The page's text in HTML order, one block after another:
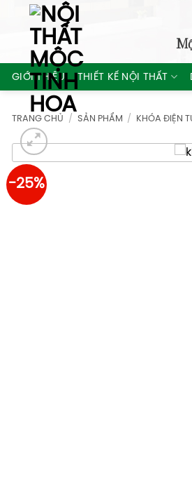
content
GIỚI THIỆU THIẾT KẾ NỘI THẤT
TRANG CHỦ / SẢN PHẨM / KHÓA ĐIỆN
-25%